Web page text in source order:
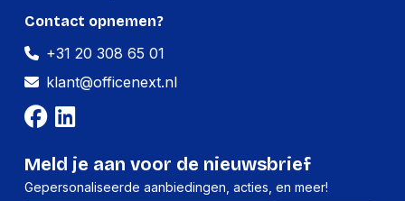
Contact opnemen?
+31 20 308 65 01
klant@officenext.nl
Meld je aan voor de nieuwsbrief
Gepersonaliseerde aanbiedingen, acties, en meer!